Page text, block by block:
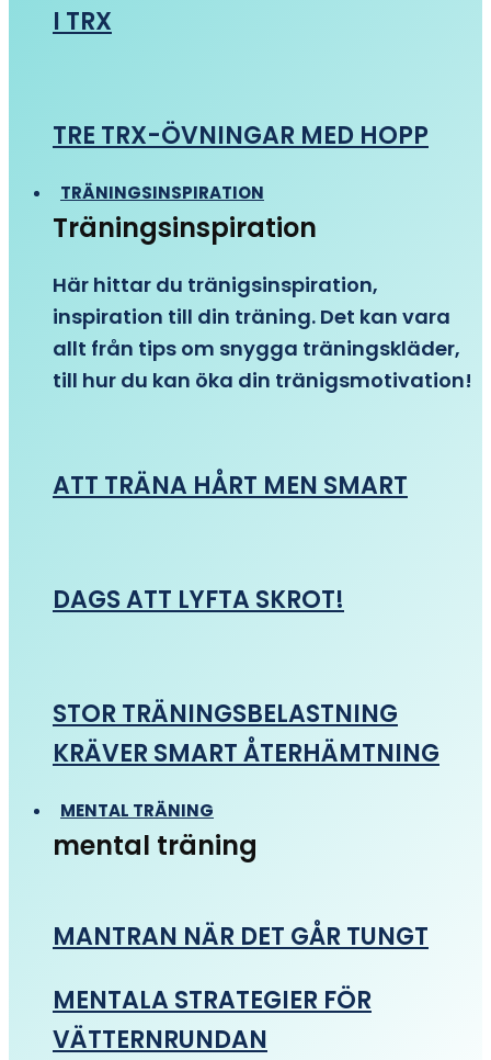
I TRX
TRE TRX-ÖVNINGAR MED HOPP
TRÄNINGSINSPIRATION
Träningsinspiration
Här hittar du tränigsinspiration,
inspiration till din träning. Det kan vara
allt från tips om snygga träningskläder,
till hur du kan öka din tränigsmotivation!
ATT TRÄNA HÅRT MEN SMART
DAGS ATT LYFTA SKROT!
STOR TRÄNINGSBELASTNING
KRÄVER SMART ÅTERHÄMTNING
MENTAL TRÄNING
mental träning
MANTRAN NÄR DET GÅR TUNGT
MENTALA STRATEGIER FÖR
VÄTTERNRUNDAN